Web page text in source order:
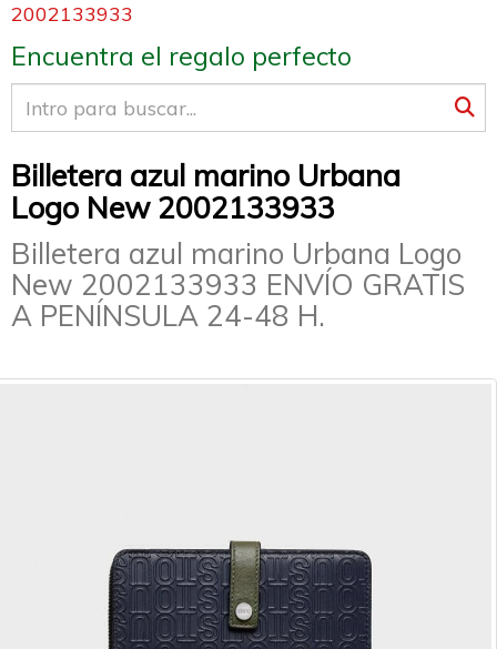
2002133933
Encuentra el regalo perfecto
Billetera azul marino Urbana
Logo New 2002133933
Billetera azul marino Urbana Logo
New 2002133933 ENVÍO GRATIS
A PENÍNSULA 24-48 H.